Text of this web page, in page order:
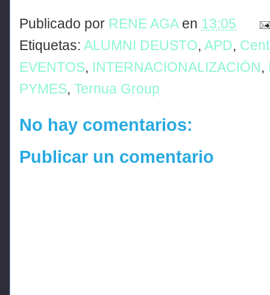
Publicado por RENE AGA en 13:05
Etiquetas: ALUMNI DEUSTO, APD,
EVENTOS, INTERNACIONALIZACIÓN,
PYMES, Ternua Group
No hay comentarios:
Publicar un comentario